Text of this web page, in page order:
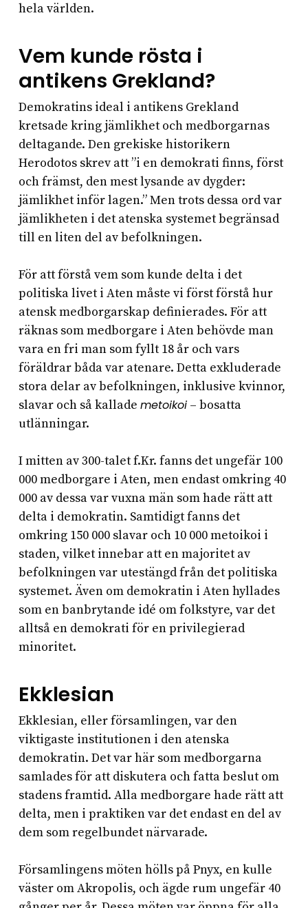
hela världen.
Vem kunde rösta i
antikens Grekland?
Demokratins ideal i antikens Grekland
kretsade kring jämlikhet och medborgarnas
deltagande. Den grekiske historikern
Herodotos skrev att ”i en demokrati finns, först
och främst, den mest lysande av dygder:
jämlikhet inför lagen.” Men trots dessa ord var
jämlikheten i det atenska systemet begränsad
till en liten del av befolkningen.
För att förstå vem som kunde delta i det
politiska livet i Aten måste vi först förstå hur
atensk medborgarskap definierades. För att
räknas som medborgare i Aten behövde man
vara en fri man som fyllt 18 år och vars
föräldrar båda var atenare. Detta exkluderade
stora delar av befolkningen, inklusive kvinnor,
slavar och så kallade metoikoi– bosatta
utlänningar.
I mitten av 300-talet f.Kr. fanns det ungefär 100
000 medborgare i Aten, men endast omkring 40
000 av dessa var vuxna män som hade rätt att
delta i demokratin. Samtidigt fanns det
omkring 150 000 slavar och 10 000 metoikoi i
staden, vilket innebar att en majoritet av
befolkningen var utestängd från det politiska
systemet. Även om demokratin i Aten hyllades
som en banbrytande idé om folkstyre, var det
alltså en demokrati för en privilegierad
minoritet.
Ekklesian
Ekklesian, eller församlingen, var den
viktigaste institutionen i den atenska
demokratin. Det var här som medborgarna
samlades för att diskutera och fatta beslut om
stadens framtid. Alla medborgare hade rätt att
delta, men i praktiken var det endast en del av
dem som regelbundet närvarade.
Församlingens möten hölls på Pnyx, en kulle
väster om Akropolis, och ägde rum ungefär 40